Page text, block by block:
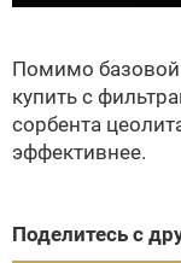
Помимо
купить с
сорбента
эффективнее.
Поделитесь с